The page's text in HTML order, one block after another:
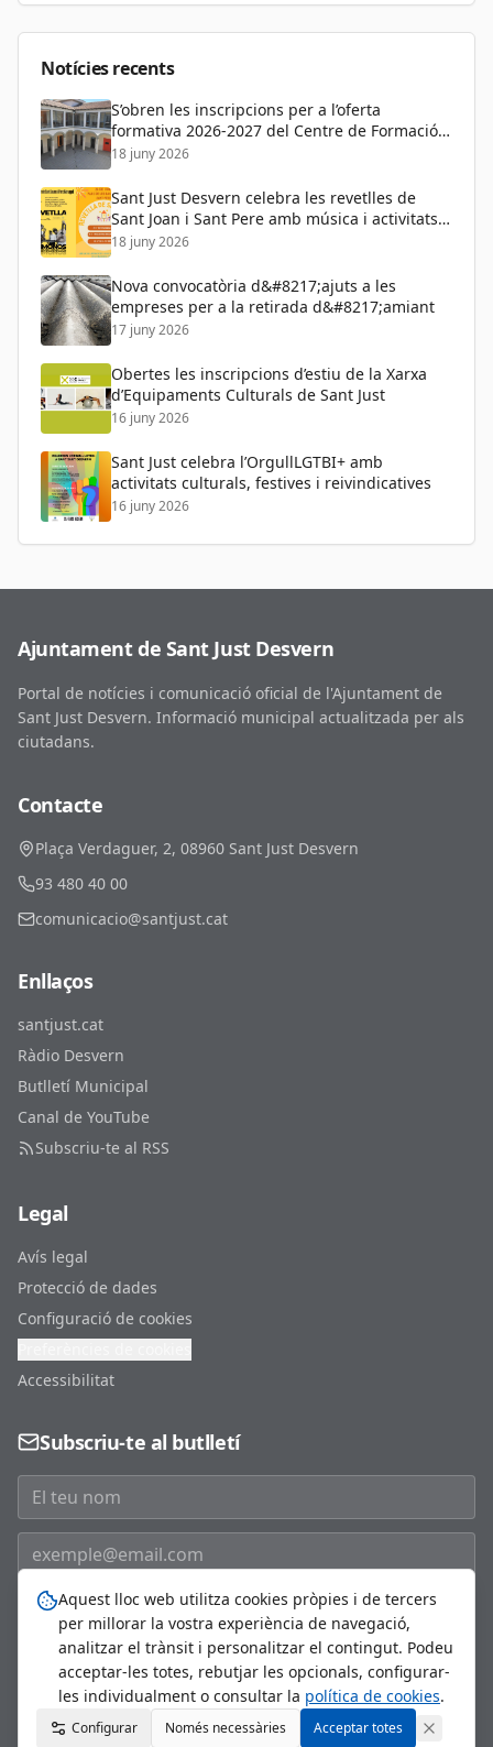
Dona
Notícies recents
S’obren les inscripcions per a l’oferta
formativa 2026-2027 del Centre de Formació
de Persones Adultes
18 juny 2026
Sant Just Desvern celebra les revetlles de
Sant Joan i Sant Pere amb música i activitats
per a tots els públics
18 juny 2026
Nova convocatòria d&#8217;ajuts a les
empreses per a la retirada d&#8217;amiant
17 juny 2026
Obertes les inscripcions d’estiu de la Xarxa
d’Equipaments Culturals de Sant Just
16 juny 2026
Sant Just celebra l’OrgullLGTBI+ amb
activitats culturals, festives i reivindicatives
16 juny 2026
Ajuntament de Sant Just Desvern
Portal de notícies i comunicació oficial de l'Ajuntament de
Sant Just Desvern. Informació municipal actualitzada per als
ciutadans.
Contacte
Plaça Verdaguer, 2, 08960 Sant Just Desvern
93 480 40 00
comunicacio@santjust.cat
Enllaços
santjust.cat
Ràdio Desvern
Butlletí Municipal
Canal de YouTube
Subscriu-te al RSS
Legal
Avís legal
Protecció de dades
Configuració de cookies
Accessibilitat
Subscriu-te al butlletí
Subscriure'm
©2026Ajuntament de Sant Just Desvern. Tots els drets
reservats.
Aquest lloc web utilitza cookies pròpies i de tercers
per millorar la vostra experiència de navegació,
analitzar el trànsit i personalitzar el contingut. Podeu
acceptar-les totes, rebutjar les opcionals, configurar-
les individualment o consultar la política de cookies.
Configurar Només necessàries Acceptar totes